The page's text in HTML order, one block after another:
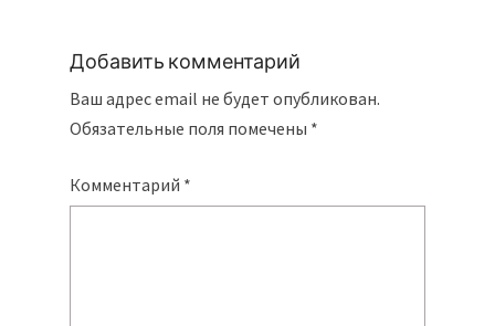
Добавить комментарий
Ваш адрес email не будет опубликован.
Обязательные поля помечены *
Комментарий *